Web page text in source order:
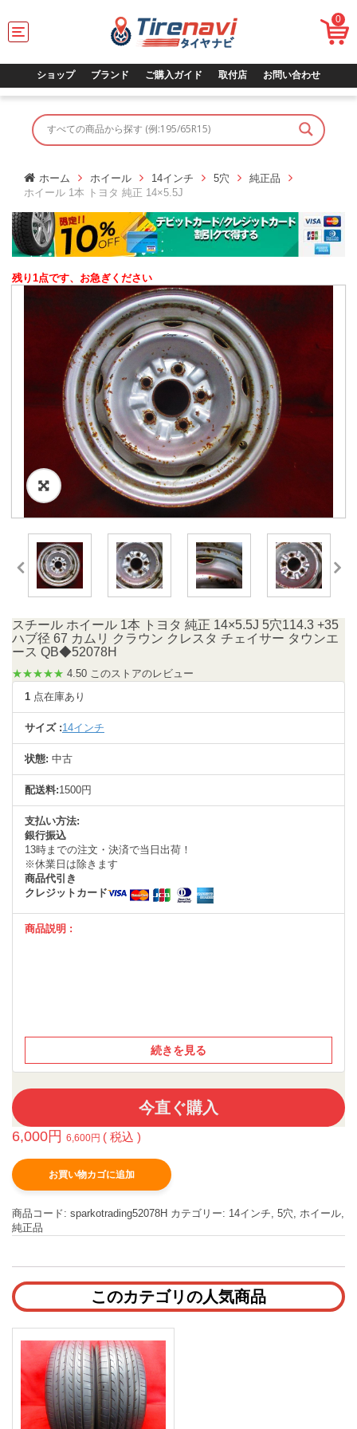
T
o
l
i
o
n
0
ショップ ブランド ご購入ガイド 取付店 お問い合わせ
ホーム ホイール 14インチ 5穴
純正品
ホイール 1本 トヨタ 純正 14×5.5J
残り1点です、お急ぎください
スチール ホイール 1本 トヨタ 純正 14×5.5J 5穴114.3 +35
ハブ径 67 カムリ クラウン クレスタ チェイサー タウンエ
ース QB◆52078H
★★★★★ 4.50 このストアのレビュー
1 点在庫あり
サイズ :14インチ
状態: 中古
配送料:1500円
支払い方法:
銀行振込
13時までの注文・決済で当日出荷！
※休業日は除きます
商品代引き
クレジットカード
商品説明 :
続きを見る
今直ぐ購入
6,000円 6,600円 ( 税込 )
お買い物カゴに追加
商品コード: sparkotrading52078H カテゴリー: 14インチ 5穴 ホイール
純正品
このカテゴリの人気商品